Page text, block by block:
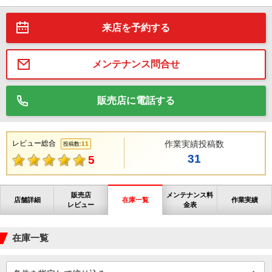
来店を予約する
メンテナンス問合せ
販売店に電話する
レビュー総合 投稿数:11
5
作業実績投稿数
31
店舗詳細
販売店
レビュー
在庫一覧
メンテナンス料
金表
作業実績
在庫一覧